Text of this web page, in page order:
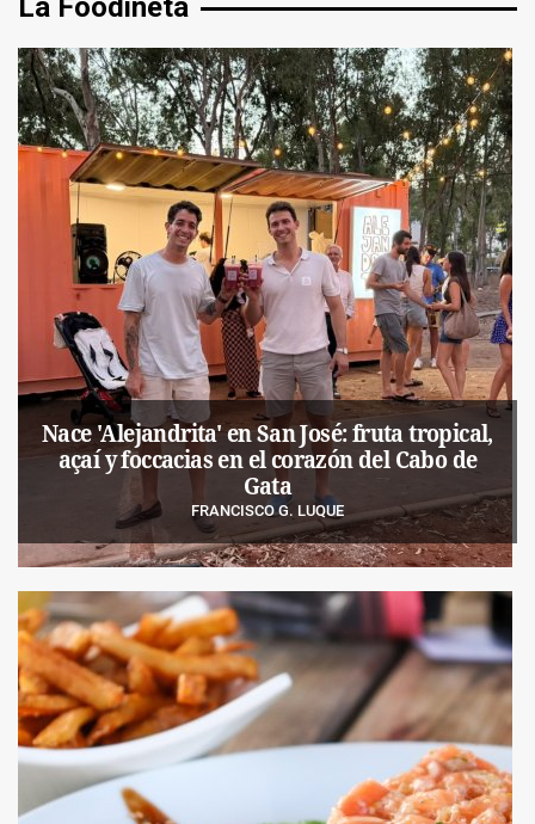
La Foodineta
Nace 'Alejandrita' en San José: fruta tropical,
açaí y foccacias en el corazón del Cabo de
Gata
FRANCISCO G. LUQUE